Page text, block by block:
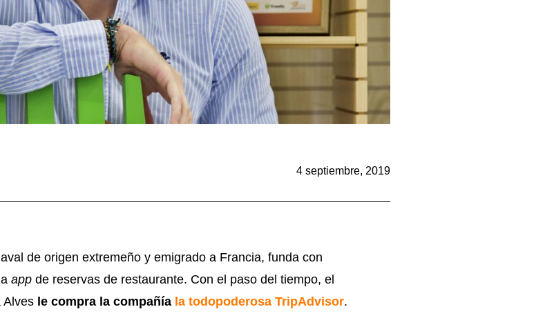
4 septiembre, 2019
de origen extremeño y emigrado a Francia, funda con
app de reservas de restaurante. Con el paso del tiempo, el
Alves le compra la compañía la todopoderosa TripAdvisor.